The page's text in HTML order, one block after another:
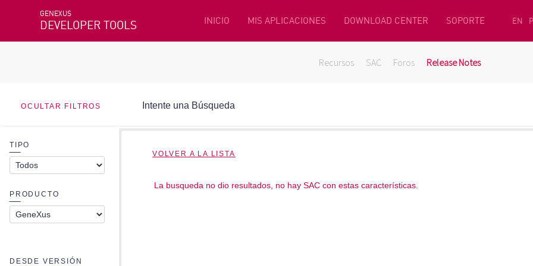
GENEXUS
DEVELOPER TOOLS INICIO MIS APLICACIONES DOWNLOAD CENTER SOPORTE EN
Recursos SAC Foros Release Notes